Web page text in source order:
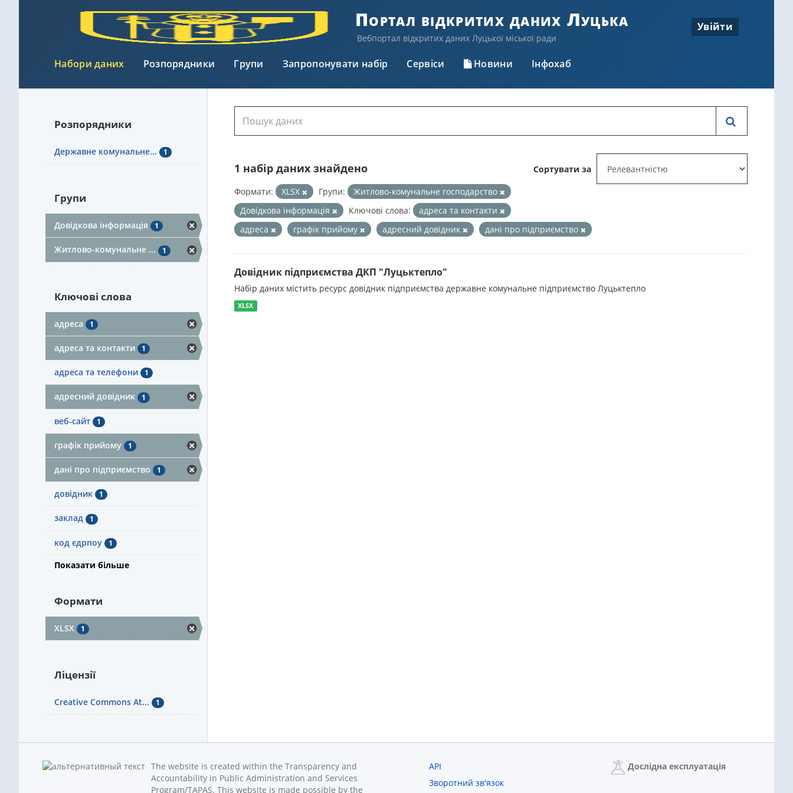
Портал відкритих даних Луцька
Вебпортал відкритих даних Луцької міської ради
Увійти
Набори даних Розпорядники Групи Запропонувати набір Сервіси Новини Інфохаб
Розпорядники
Державне комунальне... 1
Групи
Довідкова інформація 1
Житлово-комунальне ... 1
Ключові слова
адреса 1
адреса та контакти 1
адреса та телефони 1
адресний довідник 1
веб-сайт 1
графік прийому 1
дані про підприємство 1
довідник 1
заклад 1
код єдрпоу 1
Показати більше
Формати
XLSX 1
Ліцензії
Creative Commons At... 1
Сортувати за
1 набір даних знайдено
Формати: XLSX Групи:
Житлово-комунальне господарство
Довідкова інформація
Ключові слова:
адреса та контакти
адреса
графік прийому адресний довідник дані про підприємство
Довідник підприємства ДКП "Луцьктепло"
Набір даних містить ресурс довідник підприємства державне комунальне підприємство Луцьктепло
XLSX
The website is created within the Transparency and
Accountability in Public Administration and Services
Program/TAPAS. This website is made possible by the
API
Зворотний зв'язок
Дослідна експлуатація